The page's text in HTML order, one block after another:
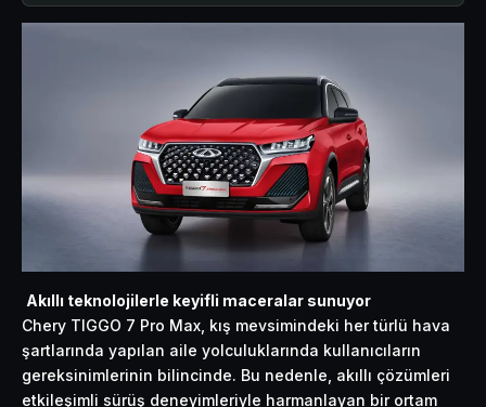
Akıllı teknolojilerle keyifli maceralar sunuyor
Chery TIGGO 7 Pro Max, kış mevsimindeki her türlü hava
şartlarında yapılan aile yolculuklarında kullanıcıların
gereksinimlerinin bilincinde. Bu nedenle, akıllı çözümleri
etkileşimli sürüş deneyimleriyle harmanlayan bir ortam